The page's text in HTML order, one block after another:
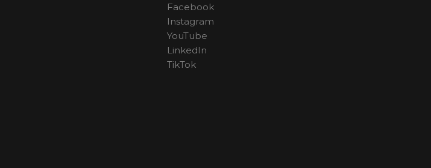
Facebook
Instagram
YouTube
LinkedIn
TikTok